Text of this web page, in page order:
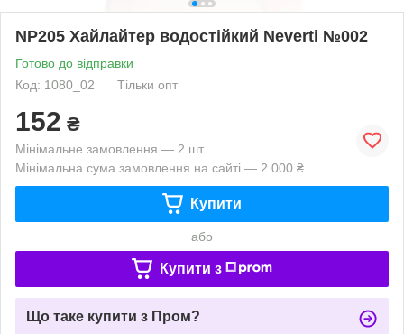
NP205 Хайлайтер водостійкий Neverti №002
Готово до відправки
Код: 1080_02
Тільки опт
152 ₴
Мінімальне замовлення — 2 шт.
Мінімальна сума замовлення на сайті — 2 000 ₴
Купити
або
Купити з
Що таке купити з Пром?